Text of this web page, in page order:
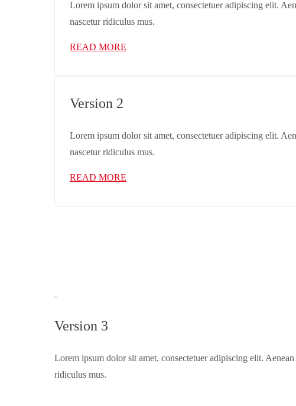
Lorem ipsum dolor sit amet, consectetuer adipiscing elit.
nascetur ridiculus mus.
READ MORE
Version 2
Lorem ipsum dolor sit amet, consectetuer adipiscing elit.
nascetur ridiculus mus.
READ MORE
Version 3
Lorem ipsum dolor sit amet, consectetuer adipiscing elit.
ridiculus mus.